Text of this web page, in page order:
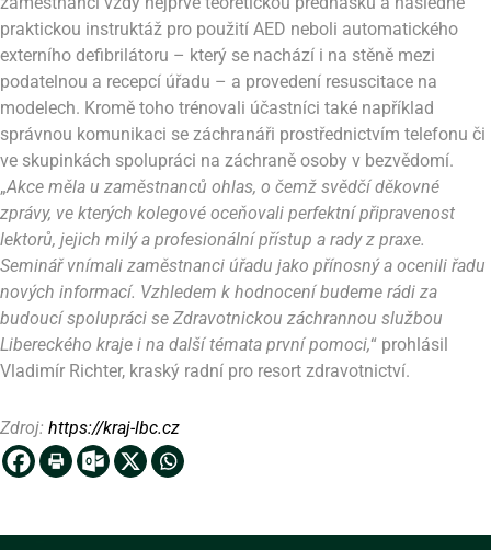
praktickou instruktáž pro použití AED neboli automatického
externího defibrilátoru – který se nachází i na stěně mezi
podatelnou a recepcí úřadu – a provedení resuscitace na
modelech. Kromě toho trénovali účastníci také například
správnou komunikaci se záchranáři prostřednictvím telefonu či
ve skupinkách spolupráci na záchraně osoby v bezvědomí.
„Akce měla u zaměstnanců ohlas, o čemž svědčí děkovné
zprávy, ve kterých kolegové oceňovali perfektní připravenost
lektorů, jejich milý a profesionální přístup a rady z praxe.
Seminář vnímali zaměstnanci úřadu jako přínosný a ocenili řadu
nových informací. Vzhledem k hodnocení budeme rádi za
budoucí spolupráci se Zdravotnickou záchrannou službou
Libereckého kraje i na další témata první pomoci,“ prohlásil
Vladimír Richter, kraský radní pro resort zdravotnictví.
Zdroj: https://kraj-lbc.cz